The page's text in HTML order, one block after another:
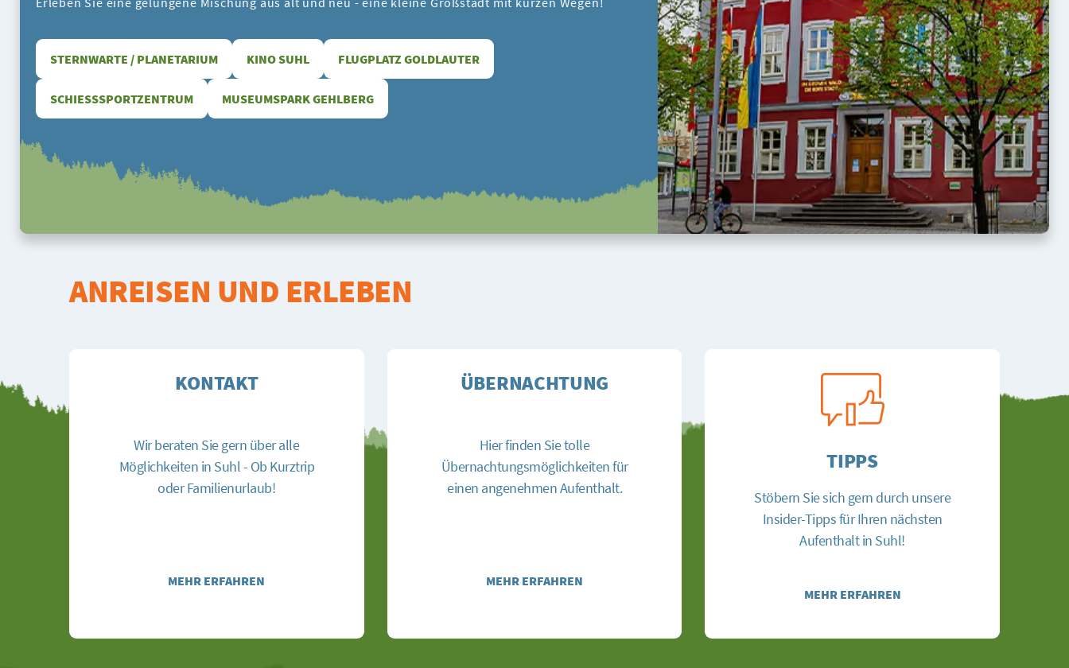
STERNWARTE / PLANETARIUM KINO SUHL FLUGPLATZ GOLDLAUTER
SCHIESSSPORTZENTRUM MUSEUMSPARK GEHLBERG
ANREISEN UND ERLEBEN
KONTAKT
Wir beraten Sie gern über alle
Möglichkeiten in Suhl - Ob Kurztrip
oder Familienurlaub!
MEHR ERFAHREN
ÜBERNACHTUNG
Hier finden Sie tolle
Übernachtungsmöglichkeiten für
einen angenehmen Aufenthalt.
MEHR ERFAHREN
TIPPS
Stöbern Sie sich gern durch unsere
Insider-Tipps für Ihren nächsten
Aufenthalt in Suhl!
MEHR ERFAHREN